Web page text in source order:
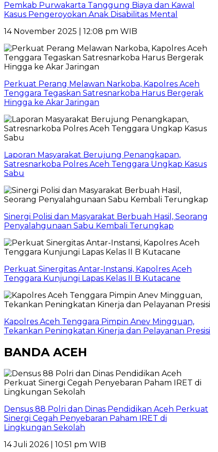
Pemkab Purwakarta Tanggung Biaya dan Kawal
Kasus Pengeroyokan Anak Disabilitas Mental
14 November 2025 | 12:08 pm WIB
Perkuat Perang Melawan Narkoba, Kapolres Aceh
Tenggara Tegaskan Satresnarkoba Harus Bergerak
Hingga ke Akar Jaringan
Laporan Masyarakat Berujung Penangkapan,
Satresnarkoba Polres Aceh Tenggara Ungkap Kasus
Sabu
Sinergi Polisi dan Masyarakat Berbuah Hasil, Seorang
Penyalahgunaan Sabu Kembali Terungkap
Perkuat Sinergitas Antar-Instansi, Kapolres Aceh
Tenggara Kunjungi Lapas Kelas II B Kutacane
Kapolres Aceh Tenggara Pimpin Anev Mingguan,
Tekankan Peningkatan Kinerja dan Pelayanan Presisi
BANDA ACEH
Densus 88 Polri dan Dinas Pendidikan Aceh Perkuat
Sinergi Cegah Penyebaran Paham IRET di
Lingkungan Sekolah
14 Juli 2026 | 10:51 pm WIB